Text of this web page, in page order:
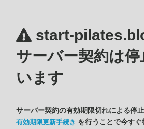
start-
サーバー契約は停
います
サーバー契約の有効期限切れによる停
有効期限更新手続き を行うことで今すぐ